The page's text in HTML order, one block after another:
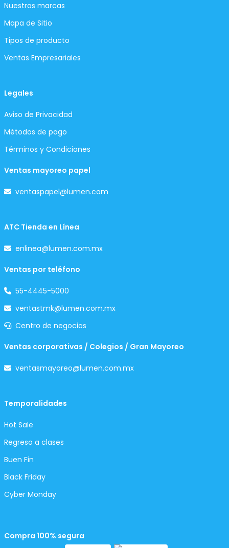
Nuestras marcas
Mapa de Sitio
Tipos de producto
Ventas Empresariales
Legales
Aviso de Privacidad
Métodos de pago
Términos y Condiciones
Ventas mayoreo papel
ventaspapel@lumen.com
ATC Tienda en Línea
enlinea@lumen.com.mx
Ventas por teléfono
55-4445-5000
ventastmk@lumen.com.mx
Centro de negocios
Ventas corporativas / Colegios / Gran Mayoreo
ventasmayoreo@lumen.com.mx
Temporalidades
Hot Sale
Regreso a clases
Buen Fin
Black Friday
Cyber Monday
Compra 100% segura